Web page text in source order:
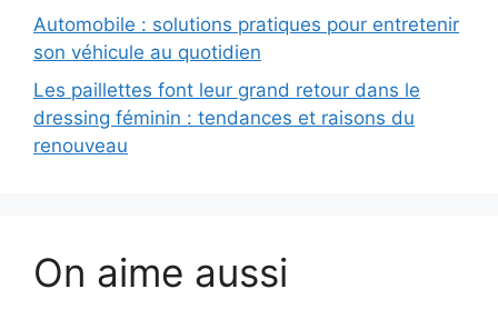
Automobile : solutions pratiques pour entretenir
son véhicule au quotidien
Les paillettes font leur grand retour dans le
dressing féminin : tendances et raisons du
renouveau
On aime aussi